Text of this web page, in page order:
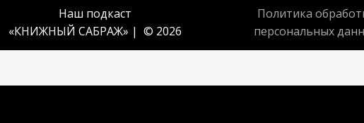
Наш подкаст
«КНИЖНЫЙ САБРАЖ» | © 2026
Политика
персональных